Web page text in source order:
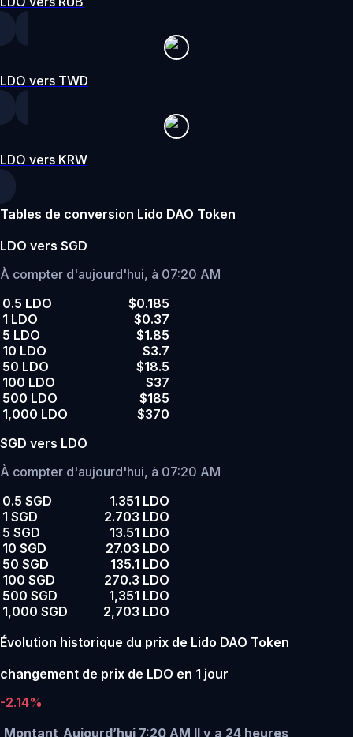
LDO vers TWD
LDO vers KRW
Tables de conversion Lido DAO Token
LDO vers SGD
À compter d'aujourd'hui, à 07:20 AM
0.5 LDO
$0.185
1 LDO
$0.37
5 LDO
$1.85
10 LDO
$3.7
50 LDO
$18.5
100 LDO
$37
500 LDO
$185
1,000 LDO
$370
SGD vers LDO
À compter d'aujourd'hui, à 07:20 AM
0.5 SGD
1.351 LDO
1 SGD
2.703 LDO
5 SGD
13.51 LDO
10 SGD
27.03 LDO
50 SGD
135.1 LDO
100 SGD
270.3 LDO
500 SGD
1,351 LDO
1,000 SGD
2,703 LDO
Évolution historique du prix de Lido DAO Token
changement de prix de LDO en 1 jour
-2.14%
Montant Aujourd’hui 7:20 AM Il y a 24 heures